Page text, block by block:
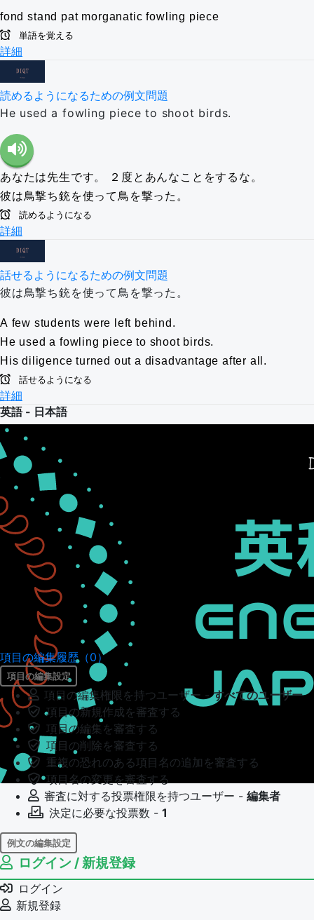
fond stand pat morganatic fowling piece
単語を覚える
詳細
読めるようになるための例文問題
He used a fowling piece to shoot birds.
あなたは先生です。
２度とあんなことをするな。
彼は鳥撃ち銃を使って鳥を撃った。
読めるようになる
詳細
話せるようになるための例文問題
彼は鳥撃ち銃を使って鳥を撃った。
A few students were left behind.
He used a fowling piece to shoot birds.
His diligence turned out a disadvantage after all.
話せるようになる
詳細
英語 - 日本語
項目の編集履歴（0）
項目の編集設定
項目の編集権限を持つユーザー -すべてのユーザー
項目の新規作成を審査する
項目の編集を審査する
項目の削除を審査する
重複の恐れのある項目名の追加を審査する
項目名の変更を審査する
審査に対する投票権限を持つユーザー - 編集者
決定に必要な投票数 - 1
例文の編集設定
例文の編集権限を持つユーザー -
例文の編集を審査する
例文の削除を審査する
審査に対する投票権限を持つユーザー -
ログイン / 新規登録
ログイン
新規登録